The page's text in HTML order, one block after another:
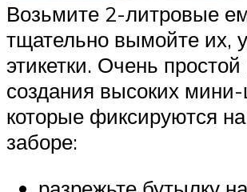
Возьмите 2-литровые
тщательно вымойте их,
этикетки. Очень
создания высоких мини-
которые фиксируются
заборе: